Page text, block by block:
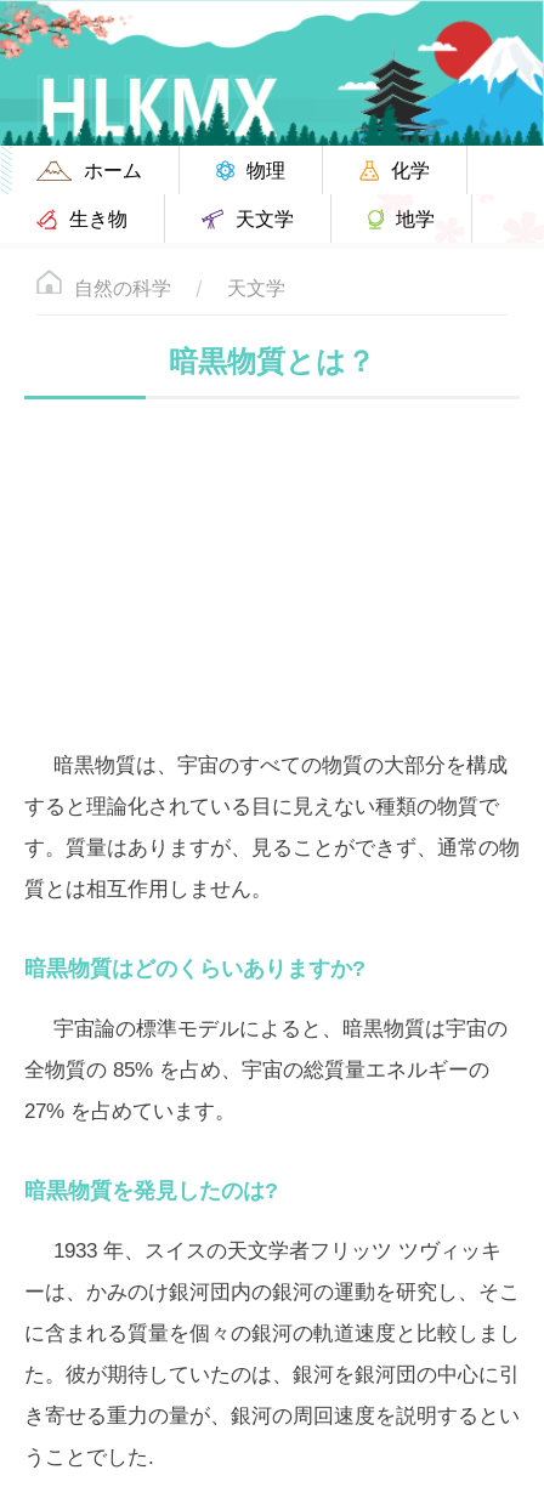
ホーム 物理
化学
生き物
天文学 地学
自然の科学 天文学
暗黒物質とは？
暗黒物質は、宇宙のすべての物質の大部分を構成
すると理論化されている目に見えない種類の物質で
す。質量はありますが、見ることができず、通常の物
質とは相互作用しません。
暗黒物質はどのくらいありますか?
宇宙論の標準モデルによると、暗黒物質は宇宙の
全物質の 85% を占め、宇宙の総質量エネルギーの
27% を占めています。
暗黒物質を発見したのは?
1933 年、スイスの天文学者フリッツ ツヴィッキ
ーは、かみのけ銀河団内の銀河の運動を研究し、そこ
に含まれる質量を個々の銀河の軌道速度と比較しまし
た。彼が期待していたのは、銀河を銀河団の中心に引
き寄せる重力の量が、銀河の周回速度を説明するとい
うことでした.